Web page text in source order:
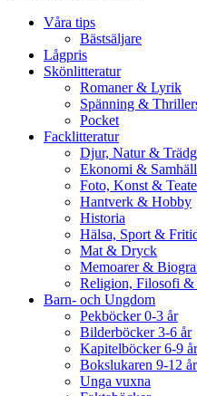
Våra tips
Bästsäljare
Lågpris
Skönlitteratur
Romaner & Lyrik
Spänning &
Pocket
Facklitteratur
Djur, Natur &
Ekonomi &
Foto, Konst &
Hantverk & Hobby
Historia
Hälsa, Sport &
Mat & Dryck
Memoarer &
Religion, Filosofi &
Barn- och Ungdom
Pekböcker 0-3 år
Bilderböcker 3-6 år
Kapitelböcker 6-9 år
Bokslukaren 9-12 år
Unga vuxna